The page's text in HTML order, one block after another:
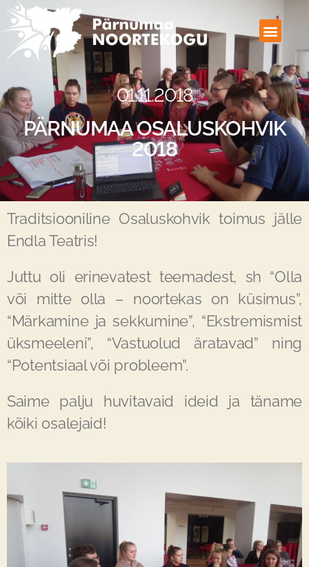
01.11.2018
PÄRNUMAA OSALUSKOHVIK
2018
Traditsiooniline Osaluskohvik toimus jälle
Endla Teatris!
Juttu oli erinevatest teemadest, sh “Olla
või mitte olla – noortekas on küsimus”,
“Märkamine ja sekkumine”, “Ekstremismist
üksmeeleni”, “Vastuolud äratavad” ning
“Potentsiaal või probleem”.
Saime palju huvitavaid ideid ja täname
kõiki osalejaid!